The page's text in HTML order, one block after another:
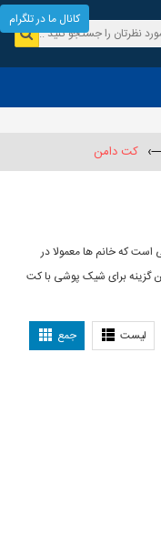
کت دامن
که خانم ها معمولا در
گزینه برای شیک پوشی با کت
لیست جمع
کانال ما در تلگرام